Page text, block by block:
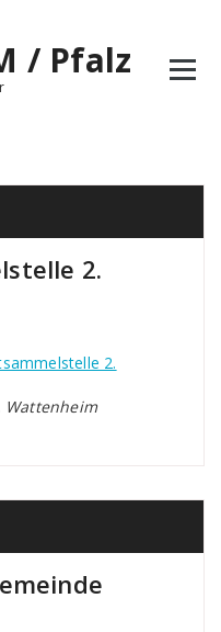
/ Pfalz
2.
2.
Wattenheim